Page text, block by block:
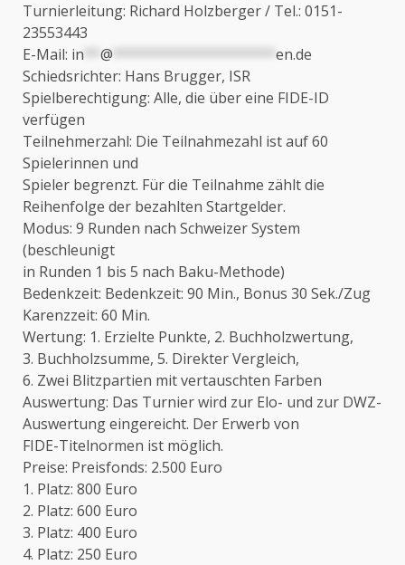
Turnierleitung: Richard Holzberger / Tel.: 0151-
23553443
E-Mail: in @
en.de
Schiedsrichter: Hans Brugger, ISR
Spielberechtigung: Alle, die über eine FIDE-ID
verfügen
Teilnehmerzahl: Die Teilnahmezahl ist auf 60
Spielerinnen und
Spieler begrenzt. Für die Teilnahme zählt die
Reihenfolge der bezahlten Startgelder.
Modus: 9 Runden nach Schweizer System
(beschleunigt
in Runden 1 bis 5 nach Baku-Methode)
Bedenkzeit: Bedenkzeit: 90 Min., Bonus 30 Sek./Zug
Karenzzeit: 60 Min.
Wertung: 1. Erzielte Punkte, 2. Buchholzwertung,
3. Buchholzsumme, 5. Direkter Vergleich,
6. Zwei Blitzpartien mit vertauschten Farben
Auswertung: Das Turnier wird zur Elo- und zur DWZ-
Auswertung eingereicht. Der Erwerb von
FIDE-Titelnormen ist möglich.
Preise: Preisfonds: 2.500 Euro
1. Platz: 800 Euro
2. Platz: 600 Euro
3. Platz: 400 Euro
4. Platz: 250 Euro